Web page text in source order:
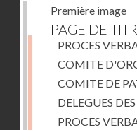
Première image
PAGE DE
PROCES
COMITE
COMITE DE
DELEGUES
PROCES